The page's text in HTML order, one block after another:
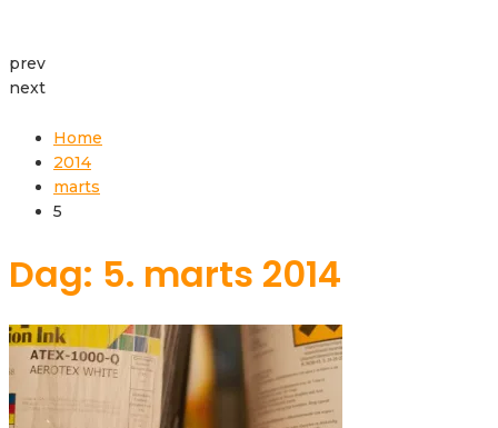
prev
next
Home
2014
marts
5
Dag: 5. marts 2014